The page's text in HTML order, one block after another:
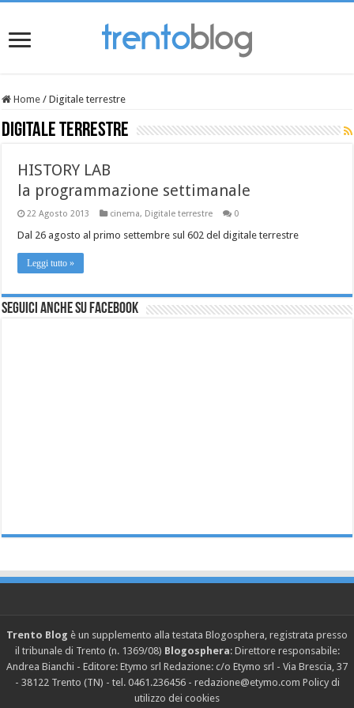
Home / Digitale terrestre
Digitale terrestre
HISTORY LAB
la programmazione settimanale
22 Agosto 2013 cinema, Digitale terrestre 0
Dal 26 agosto al primo settembre sul 602 del digitale terrestre
Leggi tutto »
Seguici anche su Facebook
Trento Blog è un supplemento alla testata Blogosphera, registrata presso
il tribunale di Trento (n. 1369/08) Blogosphera: Direttore responsabile:
Andrea Bianchi - Editore: Etymo srl Redazione: c/o Etymo srl - Via Brescia, 37
- 38122 Trento (TN) - tel. 0461.236456 - redazione@etymo.com Policy di
utilizzo dei cookies